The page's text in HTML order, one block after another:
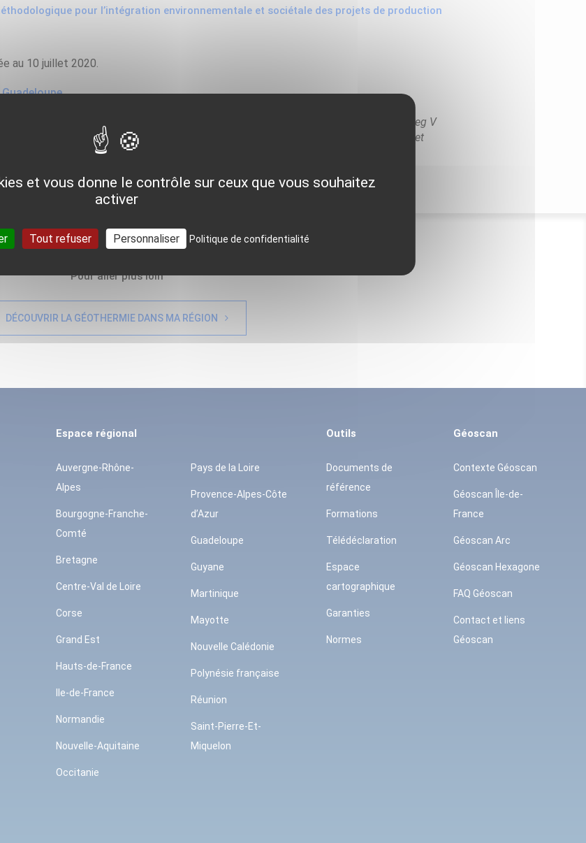
pour l’intégration environnementale et sociétale des projets de production
au 10 juillet 2020.
est un projet inscrit dans le cadre du programme européen Interreg V Caraïbes. Interreg V
Européenne permettant aux opérateurs de Guadeloupe, Guyane, Martinique et
gagnant avec leurs voisins de la Caraïbe.
Pour aller plus loin
DÉCOUVRIR LA GÉOTHERMIE DANS MA RÉGION
Espace régional
Auvergne-Rhône-
Alpes
Bourgogne-Franche-
Comté
Bretagne
Centre-Val de Loire
Corse
Grand Est
Hauts-de-France
Ile-de-France
Normandie
Nouvelle-Aquitaine
Occitanie
Pays de la Loire
Provence-Alpes-Côte
d’Azur
Guadeloupe
Guyane
Martinique
Mayotte
Nouvelle Calédonie
Polynésie française
Réunion
Saint-Pierre-Et-
Miquelon
Outils
Documents de
référence
Formations
Télédéclaration
Espace
cartographique
Garanties
Normes
Géoscan
Contexte Géoscan
Géoscan Île-de-
France
Géoscan Arc
Géoscan Hexagone
FAQ Géoscan
Contact et liens
Géoscan
et vous donne le contrôle sur ceux que vous souhaitez
activer
Tout refuser Personnaliser Politique de confidentialité